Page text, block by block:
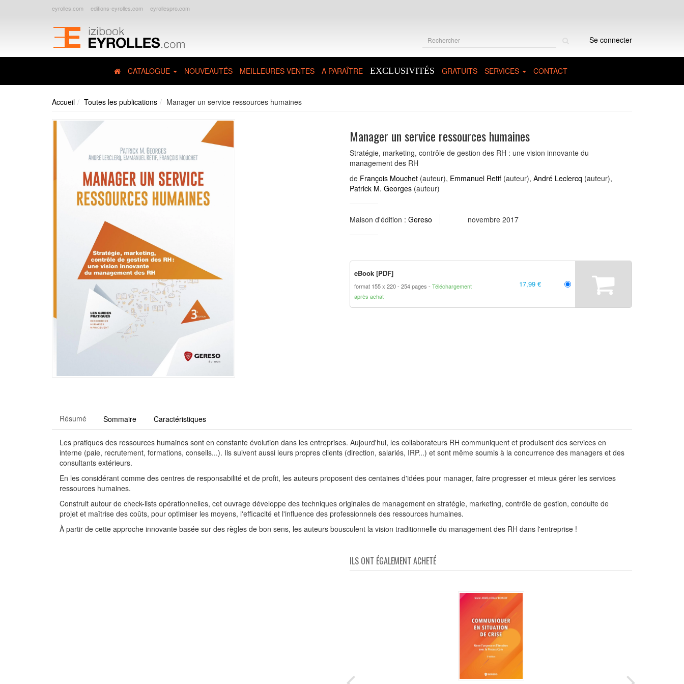
eyrolles.com editions-eyrolles.com eyrollespro.com
Se connecter
CATALOGUE NOUVEAUTÉS MEILLEURES VENTES A PARAÎTRE EXCLUSIVITÉS GRATUITS SERVICES CONTACT
Accueil Toutes les publications Manager un service ressources humaines
Manager un service ressources humaines
Stratégie, marketing, contrôle de gestion des RH : une vision innovante du
management des RH
de François Mouchet (auteur), Emmanuel Retif (auteur), André Leclercq (auteur),
Patrick M. Georges (auteur)
Maison d'édition : Gereso novembre 2017
eBook [PDF]
format 155 x 220 254 pages
Téléchargement
après achat
17,99 €
Résumé Sommaire Caractéristiques
Les pratiques des ressources humaines sont en constante évolution dans les entreprises. Aujourd'hui, les collaborateurs RH communiquent et produisent des services en
interne (paie, recrutement, formations, conseils...). Ils suivent aussi leurs propres clients (direction, salariés, IRP...) et sont même soumis à la concurrence des managers et des
consultants extérieurs.
En les considérant comme des centres de responsabilité et de profit, les auteurs proposent des centaines d'idées pour manager, faire progresser et mieux gérer les services
ressources humaines.
Construit autour de check-lists opérationnelles, cet ouvrage développe des techniques originales de management en stratégie, marketing, contrôle de gestion, conduite de
projet et maîtrise des coûts, pour optimiser les moyens, l'efficacité et l'influence des professionnels des ressources humaines.
À partir de cette approche innovante basée sur des règles de bon sens, les auteurs bousculent la vision traditionnelle du management des RH dans l'entreprise !
ILS ONT ÉGALEMENT ACHETÉ